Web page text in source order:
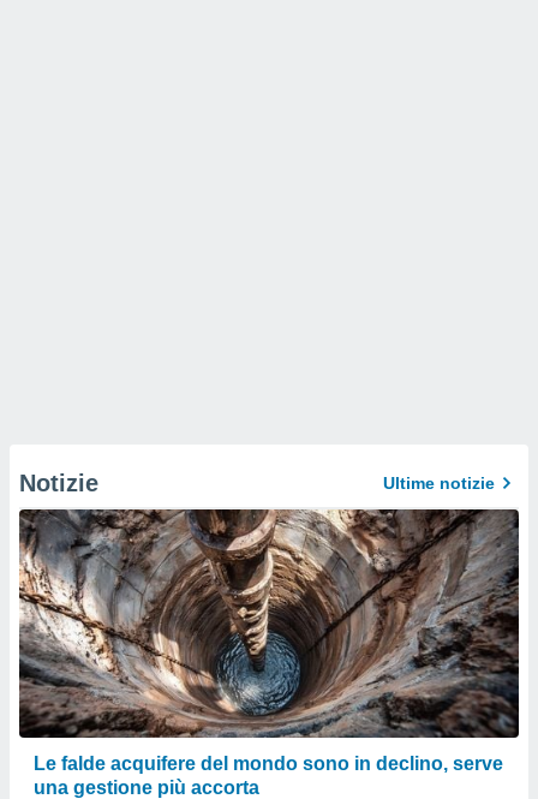
Notizie Ultime notizie
Le falde acquifere del mondo sono in declino, serve
una gestione più accorta